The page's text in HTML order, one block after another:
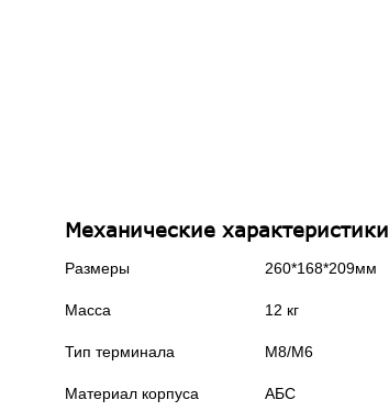
Механические характеристики
Размеры 260*168*209мм
Масса 12 кг
Тип терминала М8/М6
Материал корпуса АБС